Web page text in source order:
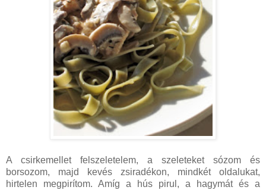
A csirkemellet felszeletelem, a szeleteket sózom és
borsozom, majd kevés zsiradékon, mindkét oldalukat,
hirtelen megpirítom. Amíg a hús pirul, a hagymát és a